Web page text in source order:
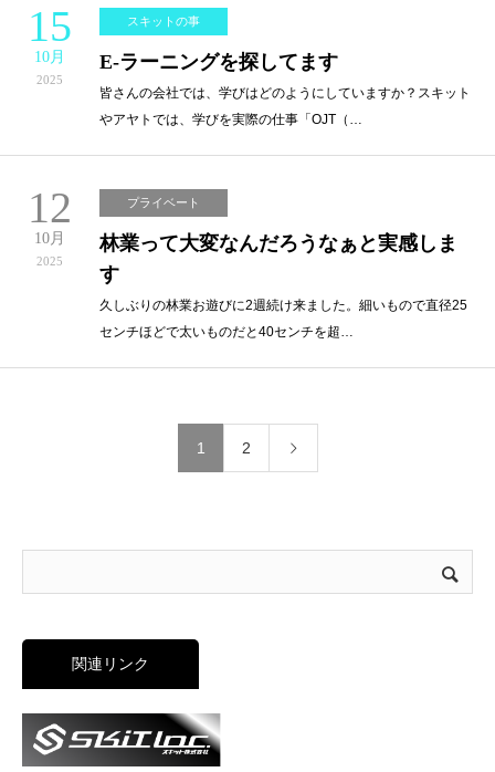
15
10月
2025
スキットの事
E-ラーニングを探してます
皆さんの会社では、学びはどのようにしていますか？スキット
やアヤトでは、学びを実際の仕事「OJT（…
12
10月
2025
プライベート
林業って大変なんだろうなぁと実感しま
す
久しぶりの林業お遊びに2週続け来ました。細いもので直径25
センチほどで太いものだと40センチを超…
1 2
関連リンク